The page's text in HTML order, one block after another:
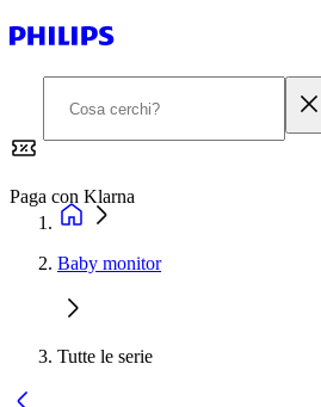
Paga con Klarna
Baby monitor
Tutte le serie